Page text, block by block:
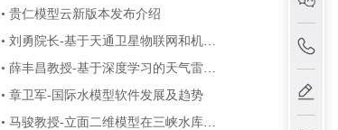
• 贵仁模型云新版本发布介绍
• 刘勇院长-基于天通卫星物联网和机器
视觉的中小型水库安全监测
• 薛丰昌教授-基于深度学习的天气雷达
回波外推算法
• 章卫军-国际水模型软件发展及趋势
• 马骏教授-立面二维模型在三峡水库典